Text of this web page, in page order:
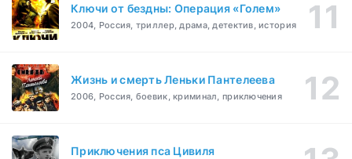
Ключи от бездны: Операция «Голем»
2004, Россия, триллер, драма, детектив, история
Жизнь и смерть Леньки Пантелеева
2006, Россия, боевик, криминал, приключения
Приключения пса Цивиля